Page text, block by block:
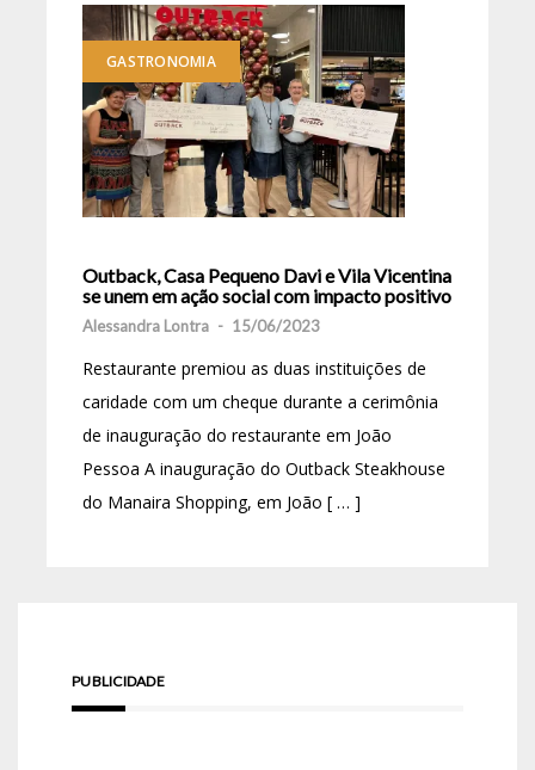
GASTRONOMIA
Outback, Casa Pequeno Davi e Vila Vicentina
se unem em ação social com impacto positivo
Alessandra Lontra - 15/06/2023
Restaurante premiou as duas instituições de
caridade com um cheque durante a cerimônia
de inauguração do restaurante em João
Pessoa A inauguração do Outback Steakhouse
do Manaira Shopping, em João [ … ]
PUBLICIDADE